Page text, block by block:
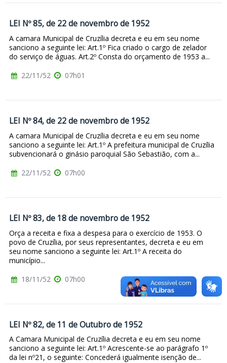
LEI Nº 85, de 22 de novembro de 1952
A camara Municipal de Cruzília decreta e eu em seu nome
sanciono a seguinte lei: Art.1º Fica criado o cargo de zelador
do serviço de águas. Art.2º Consta do orçamento de 1953 a...
22/11/52
07h01
LEI Nº 84, de 22 de novembro de 1952
A camara Municipal de Cruzília decreta e eu em seu nome
sanciono a seguinte lei: Art.1º A prefeitura municipal de Cruzília
subvencionará o ginásio paroquial São Sebastião, com a...
22/11/52
07h00
LEI Nº 83, de 18 de novembro de 1952
Orça a receita e fixa a despesa para o exercício de 1953. O
povo de Cruzília, por seus representantes, decreta e eu em
seu nome sanciono a seguinte lei: Art.1º A receita do
município...
18/11/52
07h00
LEI Nº 82, de 11 de Outubro de 1952
A Camara Municipal de Cruzília decreta e eu em seu nome
sanciono a seguinte lei: Art.1º Acrescente-se ao parágrafo 1º
da lei nº21, o seguinte: Concederá igualmente isenção de...